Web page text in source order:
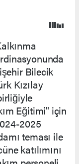
Bilecik
Kızılay
Eğitimi" için
2025
teması ile
katılımını